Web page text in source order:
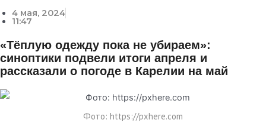
4 мая, 2024
11:47
«Тёплую одежду пока не убираем»:
синоптики подвели итоги апреля и
рассказали о погоде в Карелии на май
Фото: https://pxhere.com